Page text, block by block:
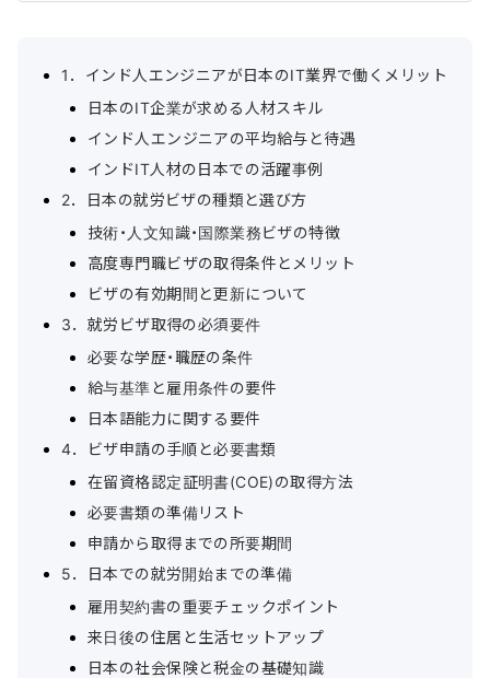
1．インド人エンジニアが日本のIT業界で働くメリット
日本のIT企業が求める人材スキル
インド人エンジニアの平均給与と待遇
インドIT人材の日本での活躍事例
2．日本の就労ビザの種類と選び方
技術・人文知識・国際業務ビザの特徴
高度専門職ビザの取得条件とメリット
ビザの有効期間と更新について
3．就労ビザ取得の必須要件
必要な学歴・職歴の条件
給与基準と雇用条件の要件
日本語能力に関する要件
4．ビザ申請の手順と必要書類
在留資格認定証明書(COE)の取得方法
必要書類の準備リスト
申請から取得までの所要期間
5．日本での就労開始までの準備
雇用契約書の重要チェックポイント
来日後の住居と生活セットアップ
日本の社会保険と税金の基礎知識